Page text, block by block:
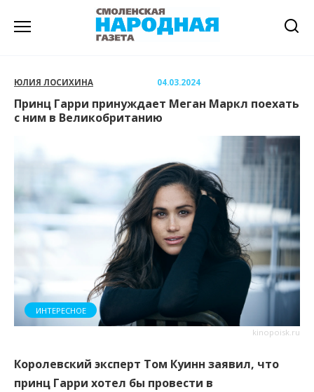
ЮЛИЯ ЛОСИХИНА 04.03.2024
Принц Гарри принуждает Меган Маркл поехать
с ним в Великобританию
kinopoisk.ru
ИНТЕРЕСНОЕ
Королевский эксперт Том Куинн заявил, что
принц Гарри хотел бы провести в